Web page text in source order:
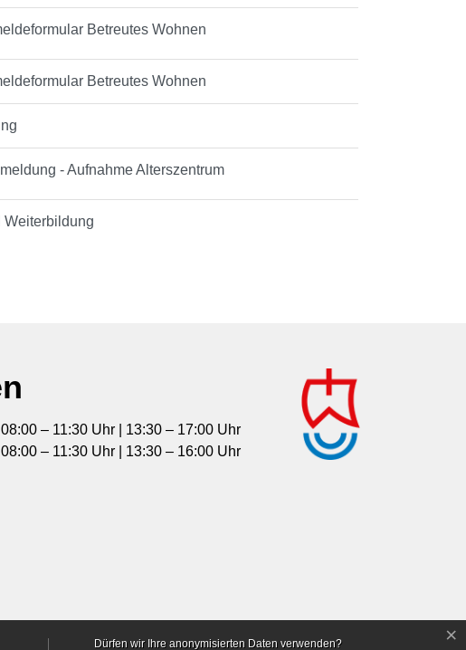
Betreutes Wohnen
Betreutes Wohnen
- Aufnahme Alterszentrum
Weiterbildung
08:00 – 11:30 Uhr | 13:30 – 17:00 Uhr
08:00 – 11:30 Uhr | 13:30 – 16:00 Uhr
Dürfen wir Ihre anonymisierten Daten verwenden? ×